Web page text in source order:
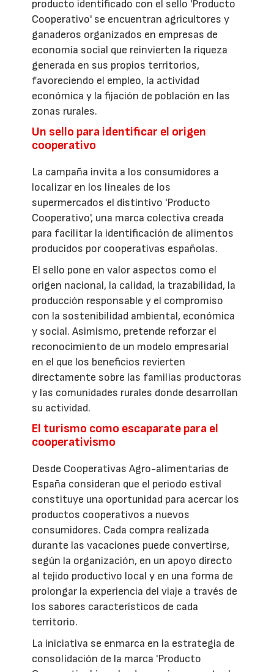
producto identificado con el sello 'Producto
Cooperativo' se encuentran agricultores y
ganaderos organizados en empresas de
economía social que reinvierten la riqueza
generada en sus propios territorios,
favoreciendo el empleo, la actividad
económica y la fijación de población en las
zonas rurales.
Un sello para identificar el origen
cooperativo
La campaña invita a los consumidores a
localizar en los lineales de los
supermercados el distintivo 'Producto
Cooperativo', una marca colectiva creada
para facilitar la identificación de alimentos
producidos por cooperativas españolas.
El sello pone en valor aspectos como el
origen nacional, la calidad, la trazabilidad, la
producción responsable y el compromiso
con la sostenibilidad ambiental, económica
y social. Asimismo, pretende reforzar el
reconocimiento de un modelo empresarial
en el que los beneficios revierten
directamente sobre las familias productoras
y las comunidades rurales donde desarrollan
su actividad.
El turismo como escaparate para el
cooperativismo
Desde Cooperativas Agro-alimentarias de
España consideran que el periodo estival
constituye una oportunidad para acercar los
productos cooperativos a nuevos
consumidores. Cada compra realizada
durante las vacaciones puede convertirse,
según la organización, en un apoyo directo
al tejido productivo local y en una forma de
prolongar la experiencia del viaje a través de
los sabores característicos de cada
territorio.
La iniciativa se enmarca en la estrategia de
consolidación de la marca 'Producto